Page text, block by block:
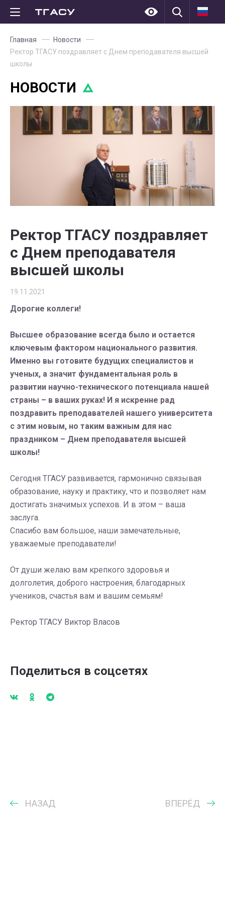
Главная
Новости
Ректор ТГАСУ поздравляет с Днем преподавателя высшей
школы
НОВОСТИ
Ректор ТГАСУ поздравляет
с Днем преподавателя
высшей школы
19.11.2021
Дорогие коллеги!
Высшее образование всегда было и остается
ключевым фактором национального развития.
Именно вы готовите будущих специалистов и
ученых, а значит фундаментальная роль в
развитии научно-технического потенциала нашей
страны – в ваших руках! И я искренне рад
поздравить преподавателей нашего университета
с этим новым, но таким важным для нас
праздником – Днем преподавателя высшей
школы!
Сегодня ТГАСУ развивается, гармонично связывая
образование, науку и практику, что и позволяет нам
достигать значимых успехов. И в этом – ваша
заслуга.
Спасибо вам большое, наши замечательные,
уважаемые преподаватели!
От души желаю вам крепкого здоровья и
долголетия, доброго настроения, благодарных
учеников, счастья вам и вашим семьям!
Ректор ТГАСУ Виктор Власов
Поделиться в соцсетях
НАЗАД ВПЕРЁД